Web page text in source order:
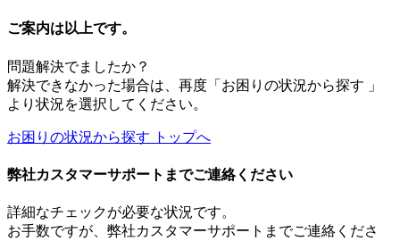
ご案内は以上です。
問題解決でましたか？
解決できなかった場合は、再度「お困りの状況から探す 」
より状況を選択してください。
お困りの状況から探す トップへ
弊社カスタマーサポートまでご連絡ください
詳細なチェックが必要な状況です。
お手数ですが、弊社カスタマーサポートまでご連絡くださ